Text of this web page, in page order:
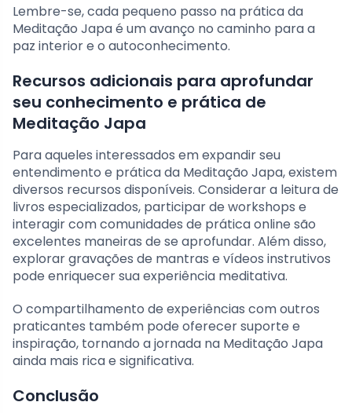
Lembre-se, cada pequeno passo na prática da
Meditação Japa é um avanço no caminho para a
paz interior e o autoconhecimento.
Recursos adicionais para aprofundar
seu conhecimento e prática de
Meditação Japa
Para aqueles interessados em expandir seu
entendimento e prática da Meditação Japa, existem
diversos recursos disponíveis. Considerar a leitura de
livros especializados, participar de workshops e
interagir com comunidades de prática online são
excelentes maneiras de se aprofundar. Além disso,
explorar gravações de mantras e vídeos instrutivos
pode enriquecer sua experiência meditativa.
O compartilhamento de experiências com outros
praticantes também pode oferecer suporte e
inspiração, tornando a jornada na Meditação Japa
ainda mais rica e significativa.
Conclusão